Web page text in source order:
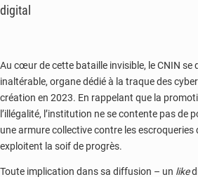
digital
Au cœur de cette bataille invisible, le CNIN se
inaltérable, organe dédié à la traque des
création en 2023. En rappelant que la
l’illégalité, l’institution ne se contente pas de
une armure collective contre les escroqueries
exploitent la soif de progrès.
Toute implication dans sa diffusion – un like